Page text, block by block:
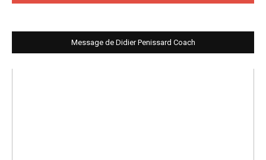
Message de Didier Penissard Coach